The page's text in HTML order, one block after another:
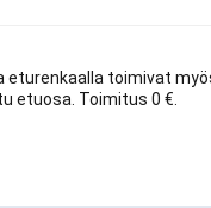
eturenkaalla toimivat
etuosa. Toimitus 0 €.